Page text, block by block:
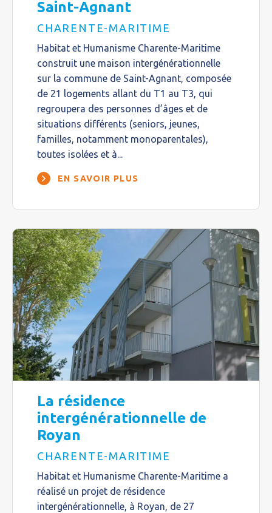
Saint-Agnant
CHARENTE-MARITIME
Habitat et Humanisme Charente-Maritime
construit une maison intergénérationnelle
sur la commune de Saint-Agnant, composée
de 21 logements allant du T1 au T3, qui
regroupera des personnes d’âges et de
situations différents (seniors, jeunes,
familles, notamment monoparentales),
toutes isolées et à...
EN SAVOIR PLUS
La résidence
intergénérationnelle de
Royan
CHARENTE-MARITIME
Habitat et Humanisme Charente-Maritime a
réalisé un projet de résidence
intergénérationnelle, à Royan, de 27